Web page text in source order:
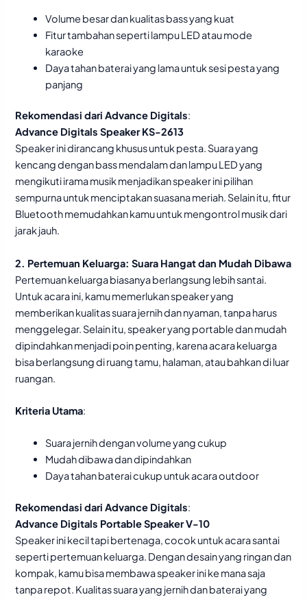
Volume besar dan kualitas bass yang kuat
Fitur tambahan seperti lampu LED atau mode
karaoke
Daya tahan baterai yang lama untuk sesi pesta yang
panjang
Rekomendasi dari Advance Digitals:
Advance Digitals Speaker KS-2613
Speaker ini dirancang khusus untuk pesta. Suara yang
kencang dengan bass mendalam dan lampu LED yang
mengikuti irama musik menjadikan speaker ini pilihan
sempurna untuk menciptakan suasana meriah. Selain itu, fitur
Bluetooth memudahkan kamu untuk mengontrol musik dari
jarak jauh.
2. Pertemuan Keluarga: Suara Hangat dan Mudah Dibawa
Pertemuan keluarga biasanya berlangsung lebih santai.
Untuk acara ini, kamu memerlukan speaker yang
memberikan kualitas suara jernih dan nyaman, tanpa harus
menggelegar. Selain itu, speaker yang portable dan mudah
dipindahkan menjadi poin penting, karena acara keluarga
bisa berlangsung di ruang tamu, halaman, atau bahkan di luar
ruangan.
Kriteria Utama:
Suara jernih dengan volume yang cukup
Mudah dibawa dan dipindahkan
Daya tahan baterai cukup untuk acara outdoor
Rekomendasi dari Advance Digitals:
Advance Digitals Portable Speaker V-10
Speaker ini kecil tapi bertenaga, cocok untuk acara santai
seperti pertemuan keluarga. Dengan desain yang ringan dan
kompak, kamu bisa membawa speaker ini ke mana saja
tanpa repot. Kualitas suara yang jernih dan baterai yang